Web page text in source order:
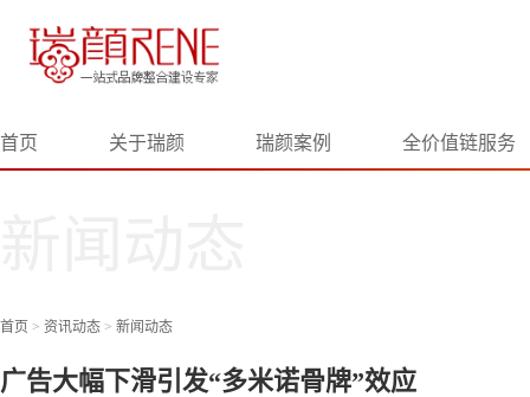
首页 关于瑞颜 瑞颜案例 全价值链服务
首页 > 资讯动态 > 新闻动态
广告大幅下滑引发“多米诺骨牌”效应